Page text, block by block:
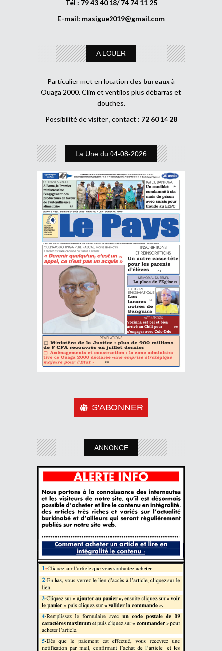
Tél : 79 43 40 18/ 74 74 11 25
E-mail: masigue2019@gmail.com
A LOUER
Particulier met en location des bureaux à
Ouaga 2000. Clim et ventilos plus débarras et
douches.
Possibilité de visiter , contact : 72 60 14 28
La Une du 04-08-2026
S'ABONNER
ANNONCE